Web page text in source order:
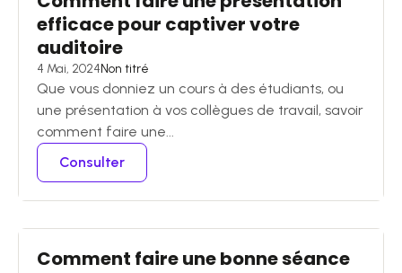
efficace pour captiver votre
auditoire
4 Mai, 2024Non titré
Que vous donniez un cours à des étudiants, ou
une présentation à vos collègues de travail, savoir
comment faire une...
Consulter
Comment faire une bonne séance